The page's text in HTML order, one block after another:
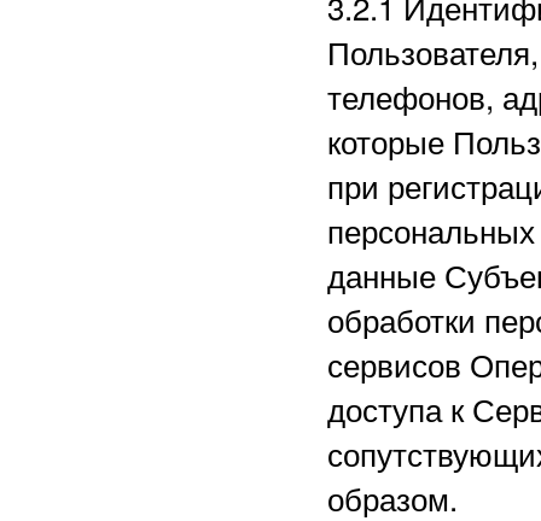
телефонов,
которые
при
данные
обработки
сервисов
доступа к
образом.